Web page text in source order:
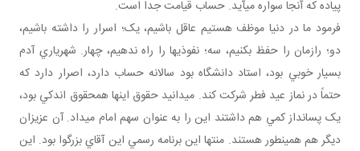
پياده که آنجا سواره مي آيد. حساب قيامت جدا است.
فرمود ما در دنيا موظف هستيم عاقل باشيم، يک؛ اسرار را داشته باشيم،
دو؛ رازمان را حفظ بکنيم، سه؛ نفوذي ها را راه ندهيم، چهار. شهرياري آدم
بسيار خوبي بود، استاد دانشگاه بود سالانه حساب دارد، اصرار دارد که
حتماً در نماز عيد فطر شرکت کند. مي دانيد حقوق اينها همحقوق اندکي بود،
يک پس انداز کمي هم داشتند اين را به عنوان سهم امام ­می­داد. آن عزيزان
ديگر هم همين طور هستند. منتها اين برنامه رسمي اين آقاي بزرگوا بود. اين